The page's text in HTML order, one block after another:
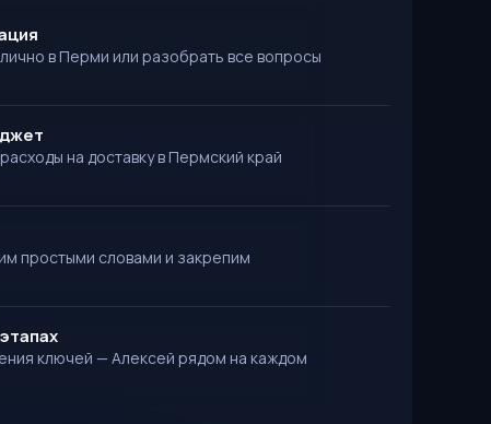
в Перми или разобрать все вопросы
на доставку в Пермский край
простыми словами и закрепим
ключей — Алексей рядом на каждом